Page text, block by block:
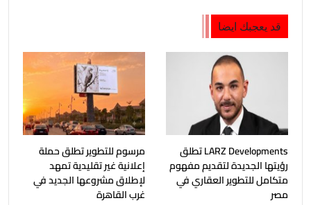
قد يعجبك ايضا
LARZ Developments تطلق
رؤيتها الجديدة لتقديم مفهوم
متكامل للتطوير العقاري في
مصر
مرسوم للتطوير تطلق حملة
إعلانية غير تقليدية تمهد
لإطلاق مشروعها الجديد في
غرب القاهرة